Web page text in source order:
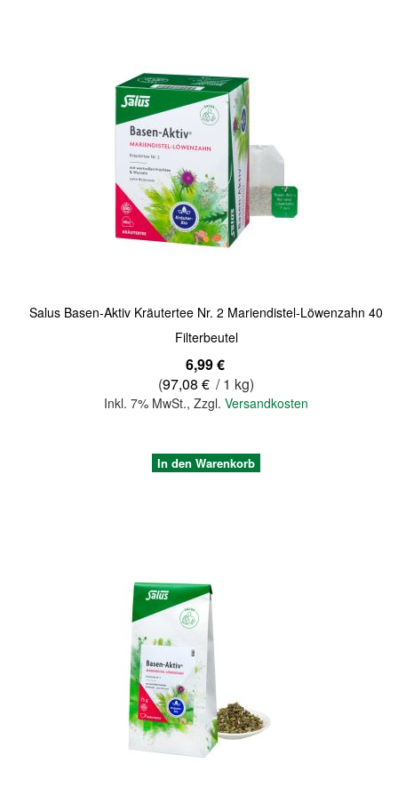
Salus Basen-Aktiv Kräutertee Nr. 2 Mariendistel-Löwenzahn 40
Filterbeutel
6,99 €
(97,08 € / 1 kg)
Inkl. 7% MwSt.,Zzgl.Versandkosten
In den Warenkorb